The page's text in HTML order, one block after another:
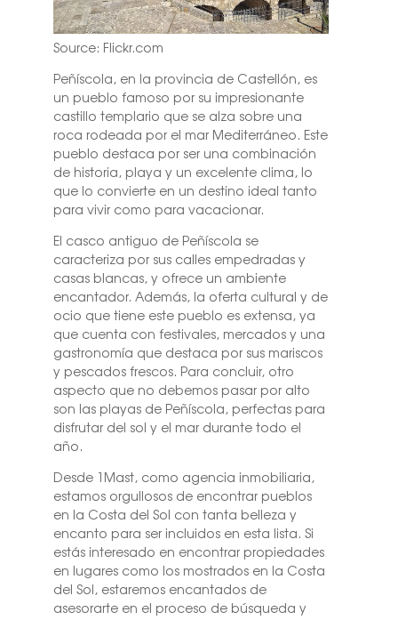
Source: Flickr.com
Peñíscola, en la provincia de Castellón, es
un pueblo famoso por su impresionante
castillo templario que se alza sobre una
roca rodeada por el mar Mediterráneo. Este
pueblo destaca por ser una combinación
de historia, playa y un excelente clima, lo
que lo convierte en un destino ideal tanto
para vivir como para vacacionar.
El casco antiguo de Peñíscola se
caracteriza por sus calles empedradas y
casas blancas, y ofrece un ambiente
encantador. Además, la oferta cultural y de
ocio que tiene este pueblo es extensa, ya
que cuenta con festivales, mercados y una
gastronomía que destaca por sus mariscos
y pescados frescos. Para concluir, otro
aspecto que no debemos pasar por alto
son las playas de Peñíscola, perfectas para
disfrutar del sol y el mar durante todo el
año.
Desde 1Mast, como agencia inmobiliaria,
estamos orgullosos de encontrar pueblos
en la Costa del Sol con tanta belleza y
encanto para ser incluidos en esta lista. Si
estás interesado en encontrar propiedades
en lugares como los mostrados en la Costa
del Sol, estaremos encantados de
asesorarte en el proceso de búsqueda y